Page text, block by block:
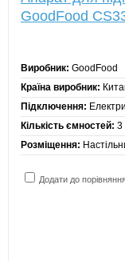
GoodFood
Виробник: GoodFood
Країна виробник:
Підключення:
Кількість ємностей: 3
Розміщення:
Додати до